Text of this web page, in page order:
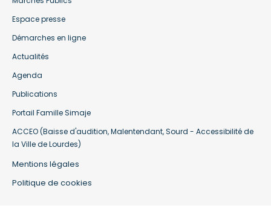
Espace presse
Démarches en ligne
Actualités
Agenda
Publications
Portail Famille Simaje
ACCEO (Baisse d'audition, Malentendant, Sourd - Accessibilité de
la Ville de Lourdes)
Mentions légales
Politique de cookies